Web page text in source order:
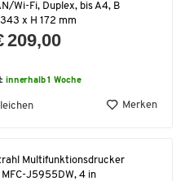
Wi-Fi, Duplex, bis A4, B
x H 172 mm
209,00
innerhalb 1 Woche
Merken
Multifunktionsdrucker
J5955DW, 4 in